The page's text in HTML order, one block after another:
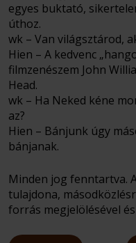
egyes buktató,
úthoz.
wk – Van világsztárod,
Hien – A kedvenc
filmzenészem John
Head.
wk – Ha Neked kéne
az?
Hien – Bánjunk úgy
bánjanak.
Minden jog fenntartva.
tulajdona,
forrás megjelölésével